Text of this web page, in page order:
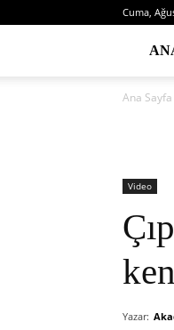
Cuma,
Ana Sayfa
Video
Yazar: